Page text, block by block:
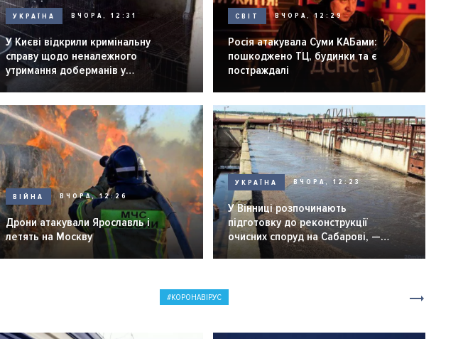
УКРАЇНА ВЧОРА, 12:31
У Києві відкрили кримінальну
справу щодо неналежного
утримання доберманів у
розпліднику
СВІТ ВЧОРА, 12:29
Росія атакувала Суми КАБами:
пошкоджено ТЦ, будинки та є
постраждалі
ВІЙНА ВЧОРА, 12:26
Дрони атакували Ярославль і
летять на Москву
УКРАЇНА ВЧОРА, 12:23
У Вінниці розпочинають
підготовку до реконструкції
очисних споруд на Сабарові, —
мер Вінниці.
КОРОНАВІРУС